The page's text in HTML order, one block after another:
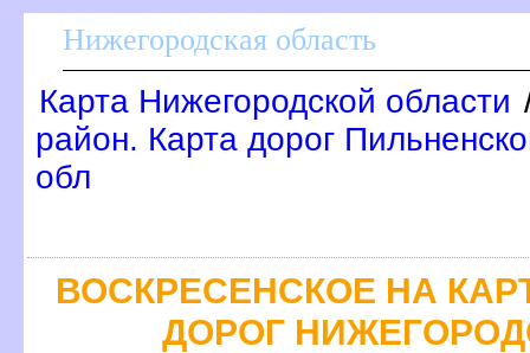
Нижегородская область
Карта Нижегородской области
район. Карта дорог
обл
ОСКРЕСЕНСКОЕ НА
ДОРОГ